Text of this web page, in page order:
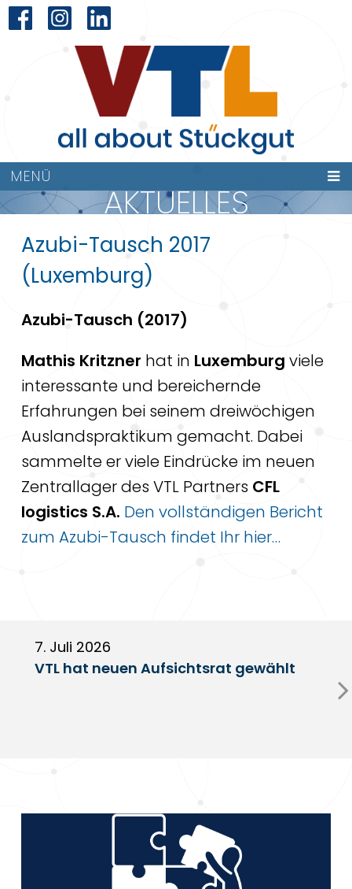
MENÜ
AKTUELLES
Azubi-Tausch 2017
(Luxemburg)
Azubi-Tausch (2017)
Mathis Kritzner hat in Luxemburg viele
interessante und bereichernde
Erfahrungen bei seinem dreiwöchigen
Auslandspraktikum gemacht. Dabei
sammelte er viele Eindrücke im neuen
Zentrallager des VTL Partners CFL
logistics S.A. Den vollständigen Bericht
zum Azubi-Tausch findet Ihr hier…
7. Juli 2026
VTL hat neuen Aufsichtsrat gewählt